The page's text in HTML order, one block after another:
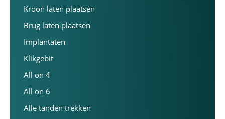
Kroon laten plaatsen
Brug laten plaatsen
Implantaten
Klikgebit
All on 4
All on 6
Alle tanden trekken